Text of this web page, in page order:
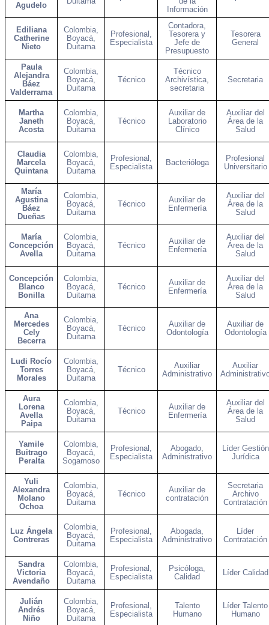
Agudelo
Información
Ediliana
Catherine
Nieto
Colombia,
Boyacá,
Duitama
Profesional,
Especialista
Contadora,
Tesorera y
Jefe de
Presupuesto
Tesorera
General
Paula
Alejandra
Báez
Valderrama
Colombia,
Boyacá,
Duitama
Técnico
Técnico
Archivística,
secretaria
Secretaria
Martha
Janeth
Acosta
Colombia,
Boyacá,
Duitama
Técnico
Auxiliar de
Laboratorio
Clínico
Auxiliar del
Área de la
Salud
Claudia
Marcela
Quintana
Colombia,
Boyacá,
Duitama
Profesional,
Especialista
Bacterióloga
Profesional
Universitario
María
Agustina
Báez
Dueñas
Colombia,
Boyacá,
Duitama
Técnico
Auxiliar de
Enfermería
Auxiliar del
Área de la
Salud
María
Concepción
Avella
Colombia,
Boyacá,
Duitama
Técnico
Auxiliar de
Enfermería
Auxiliar del
Área de la
Salud
Concepción
Blanco
Bonilla
Colombia,
Boyacá,
Duitama
Técnico
Auxiliar de
Enfermería
Auxiliar del
Área de la
Salud
Ana
Mercedes
Cely
Becerra
Colombia,
Boyacá,
Duitama
Técnico
Auxiliar de
Odontología
Auxiliar de
Odontología
Ludi Rocío
Torres
Morales
Colombia,
Boyacá,
Duitama
Técnico
Auxiliar
Administrativo
Auxiliar
Aura
Lorena
Avella
Paipa
Colombia,
Boyacá,
Duitama
Técnico
Auxiliar de
Enfermería
Auxiliar del
Área de la
Salud
Yamile
Buitrago
Peralta
Colombia,
Boyacá,
Sogamoso
Profesional,
Especialista
Abogado,
Administrativo
Líder Gestión
Jurídica
Yuli
Alexandra
Molano
Ochoa
Colombia,
Boyacá,
Duitama
Técnico
Auxiliar de
contratación
Secretaria
Archivo
Contratación
Luz Ángela
Contreras
Colombia,
Boyacá,
Duitama
Profesional,
Especialista
Abogada,
Administrativo
Líder
Contratación
Sandra
Victoria
Avendaño
Colombia,
Boyacá,
Duitama
Profesional,
Especialista
Psicóloga,
Calidad
Líder Calidad
Julián
Andrés
Niño
Colombia,
Boyacá,
Duitama
Profesional,
Especialista
Talento
Humano
Líder Talento
Humano